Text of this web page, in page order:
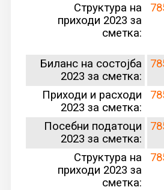
Структура на
приходи 2023 за
сметка:
Биланс на состојба
2023 за сметка:
Приходи и расходи
2023 за сметка:
Посебни податоци
2023 за сметка:
Структура на
приходи 2023 за
сметка: